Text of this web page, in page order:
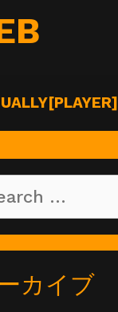
カイブ